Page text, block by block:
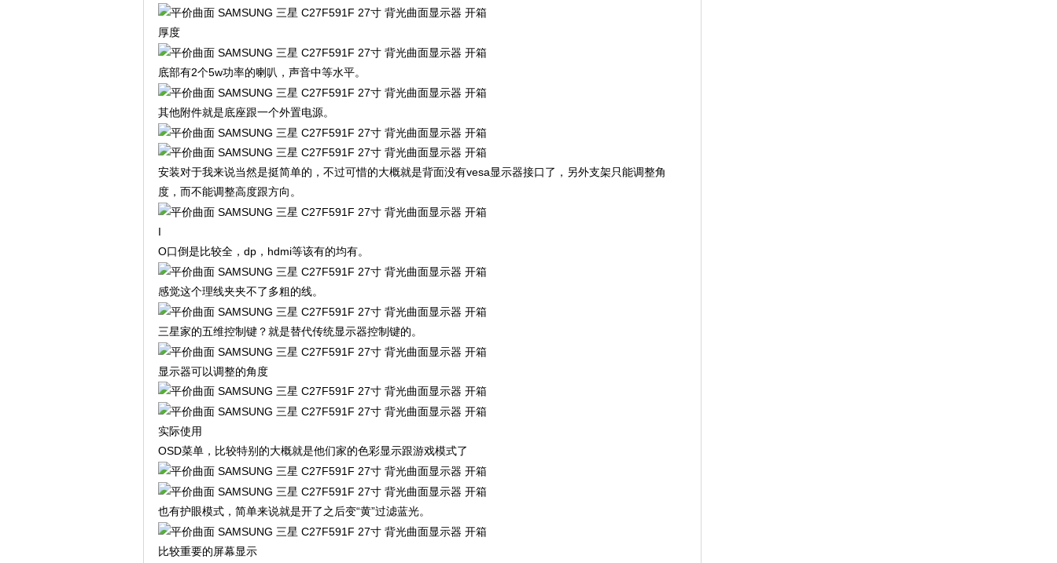
厚度
底部有2个5w功率的喇叭，声音中等水平。
其他附件就是底座跟一个外置电源。
安装对于我来说当然是挺简单的，不过可惜的大概就是背面没有vesa显示器接口了，另外支架只能调整角
度，而不能调整高度跟方向。
I
O口倒是比较全，dp，hdmi等该有的均有。
感觉这个理线夹夹不了多粗的线。
三星家的五维控制键？就是替代传统显示器控制键的。
显示器可以调整的角度
实际使用
OSD菜单，比较特别的大概就是他们家的色彩显示跟游戏模式了
也有护眼模式，简单来说就是开了之后变“黄”过滤蓝光。
比较重要的屏幕显示